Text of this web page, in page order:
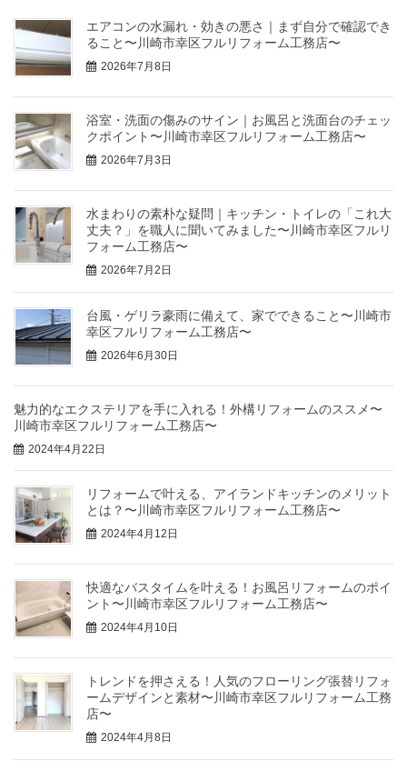
エアコンの水漏れ・効きの悪さ｜まず自分で確認でき
ること〜川崎市幸区フルリフォーム工務店〜
2026年7月8日
浴室・洗面の傷みのサイン｜お風呂と洗面台のチェッ
クポイント〜川崎市幸区フルリフォーム工務店〜
2026年7月3日
水まわりの素朴な疑問｜キッチン・トイレの「これ大
丈夫？」を職人に聞いてみました〜川崎市幸区フルリ
フォーム工務店〜
2026年7月2日
台風・ゲリラ豪雨に備えて、家でできること〜川崎市
幸区フルリフォーム工務店〜
2026年6月30日
魅力的なエクステリアを手に入れる！外構リフォームのススメ〜
川崎市幸区フルリフォーム工務店〜
2024年4月22日
リフォームで叶える、アイランドキッチンのメリット
とは？〜川崎市幸区フルリフォーム工務店〜
2024年4月12日
快適なバスタイムを叶える！お風呂リフォームのポイ
ント〜川崎市幸区フルリフォーム工務店〜
2024年4月10日
トレンドを押さえる！人気のフローリング張替リフォ
ームデザインと素材〜川崎市幸区フルリフォーム工務
店〜
2024年4月8日